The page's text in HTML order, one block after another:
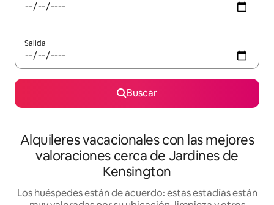
Salida
Buscar
Alquileres vacacionales con las mejores
valoraciones cerca de Jardines de
Kensington
Los huéspedes están de acuerdo: estas estadías están